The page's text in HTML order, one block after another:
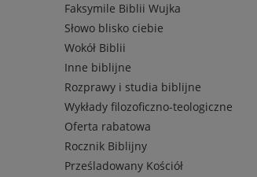
Faksymile Biblii Wujka
Słowo blisko ciebie
Wokół Biblii
Inne biblijne
Rozprawy i studia biblijne
Wykłady filozoficzno-teologiczne
Oferta rabatowa
Rocznik Biblijny
Prześladowany Kościół